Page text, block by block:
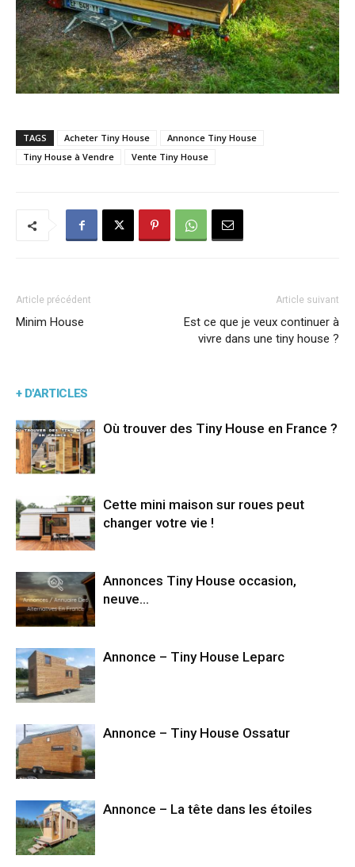
TAGS Acheter Tiny House
Annonce Tiny House
Tiny House à Vendre
Vente Tiny House
Article précédent
Minim House
Article suivant
Est ce que je veux continuer à
vivre dans une tiny house ?
+ D'ARTICLES
Où trouver des Tiny House en France ?
Cette mini maison sur roues peut
changer votre vie !
Annonces Tiny House occasion,
neuve…
Annonce – Tiny House Leparc
Annonce – Tiny House Ossatur
Annonce – La tête dans les étoiles